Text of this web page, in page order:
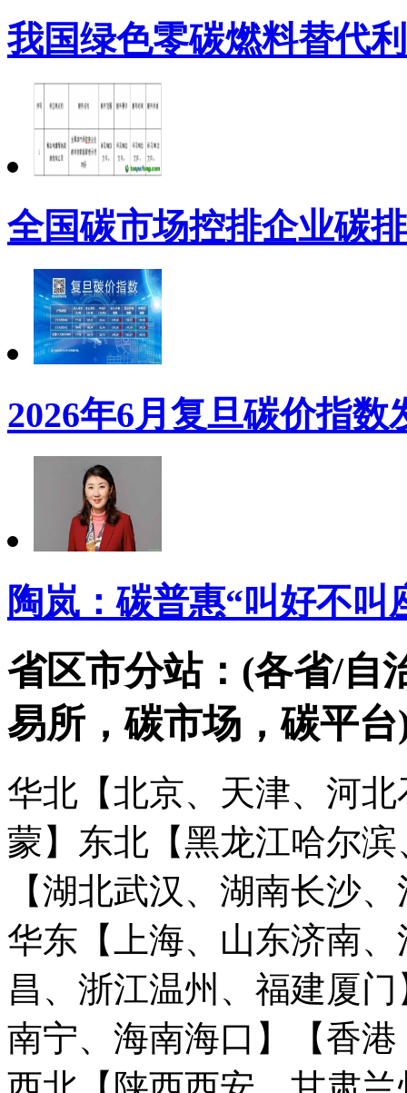
我国绿色零碳燃料替代
全国碳市场控排企业碳
2026年6月复旦碳价指数
陶岚：碳普惠“叫好不叫
省区市分站：(各省/自
易所，碳市场，碳平台
华北【北京、天津、河
蒙】 东北【黑龙江哈尔
【湖北武汉、湖南长沙
华东【上海、山东济南
昌、浙江温州、福建厦门
南宁、海南海口】
【香